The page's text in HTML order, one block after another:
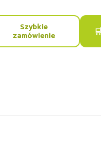
Szybkie
zamówienie